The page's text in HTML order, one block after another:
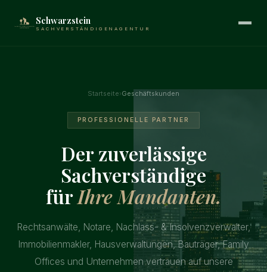
Schwarzstein
SACHVERSTÄNDIGENAGENTUR
Startseite›Geschäftskunden
PROFESSIONELLE PARTNER
Der zuverlässige
Sachverständige
fürIhre Mandanten.
Rechtsanwälte, Notare, Nachlass- & Insolvenzverwalter,
Immobilienmakler, Hausverwaltungen, Bauträger, Family
Offices und Unternehmen vertrauen auf unsere